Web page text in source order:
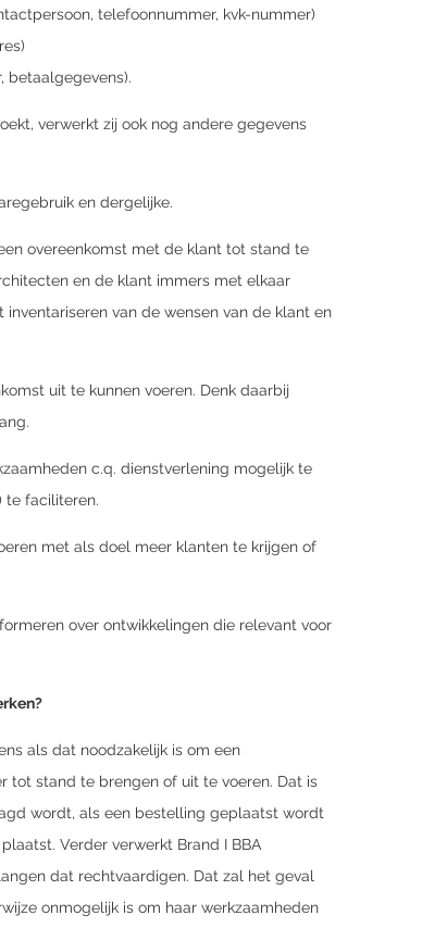
telefoonnummer, kvk-nummer)
betaalgegevens).
verwerkt zij ook nog andere gegevens
en dergelijke.
overeenkomst met de klant tot stand te
en de klant immers met elkaar
van de wensen van de klant en
uit te kunnen voeren. Denk daarbij
c.q. dienstverlening mogelijk te
te faciliteren.
met als doel meer klanten te krijgen of
over ontwikkelingen die relevant voor
als dat noodzakelijk is om een
tot stand te brengen of uit te voeren. Dat is
wordt, als een bestelling geplaatst wordt
Verder verwerkt Brand I BBA
dat rechtvaardigen. Dat zal het geval
onmogelijk is om haar werkzaamheden